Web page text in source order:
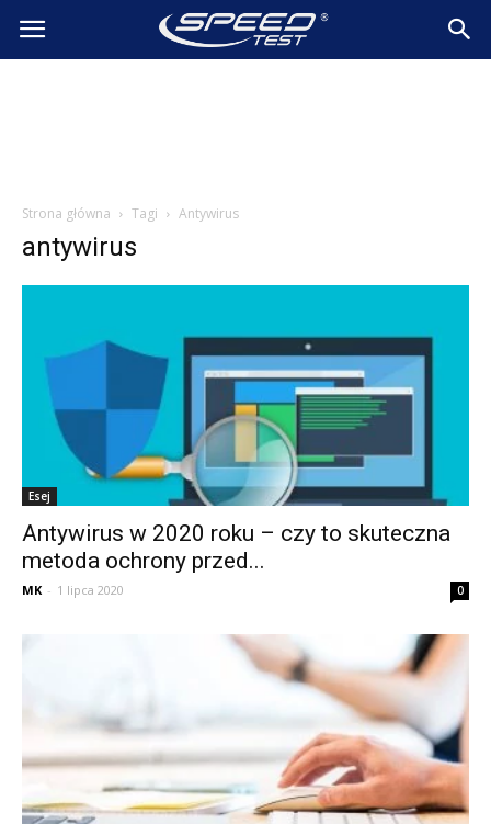
SpeedTest.pl
Strona główna Tagi Antywirus
antywirus
Esej
Antywirus w 2020 roku – czy to skuteczna
metoda ochrony przed...
MK - 1 lipca 2020 0